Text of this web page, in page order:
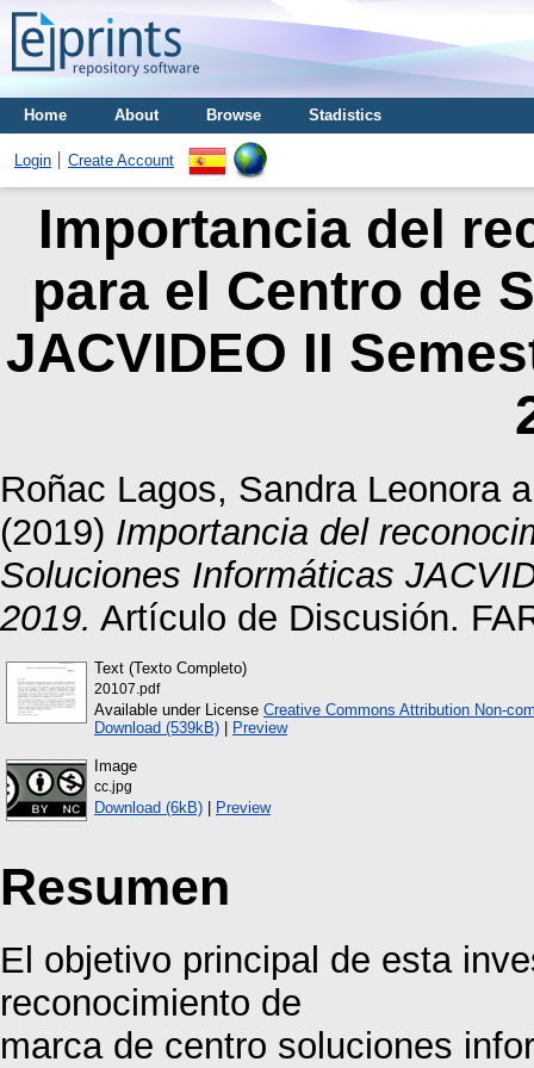
Home About Browse Stadistics
Login Create Account
Importancia del
para el Centro de
JACVIDEO II
Roñac Lagos, Sandra Leonora
(2019) Importancia del
Soluciones Informáticas
2019. Artículo de Discusión.
Text (Texto Completo)
20107.pdf
Available under License Creative Commons Attribution Non-
Download (539kB) | Preview
Image
cc.jpg
Download (6kB) | Preview
Resumen
El objetivo principal de esta
reconocimiento de
marca de centro soluciones